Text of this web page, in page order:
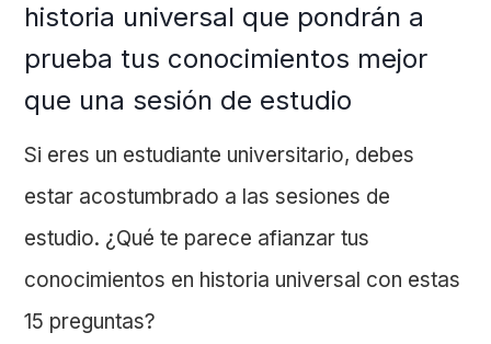
historia universal que pondrán a
prueba tus conocimientos mejor
que una sesión de estudio
Si eres un estudiante universitario, debes
estar acostumbrado a las sesiones de
estudio. ¿Qué te parece afianzar tus
conocimientos en historia universal con estas
15 preguntas?